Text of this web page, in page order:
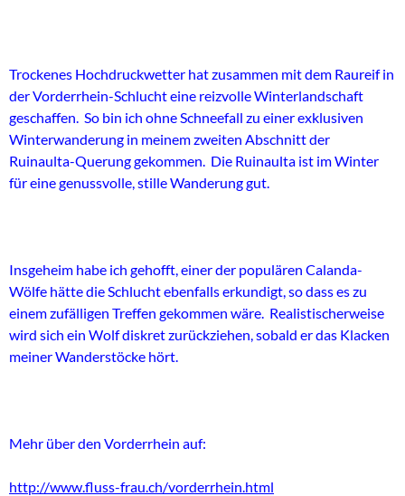
Trockenes Hochdruckwetter hat zusammen mit dem Raureif in
der Vorderrhein-Schlucht eine reizvolle Winterlandschaft
geschaffen. So bin ich ohne Schneefall zu einer exklusiven
Winterwanderung in meinem zweiten Abschnitt der
Ruinaulta-Querung gekommen. Die Ruinaulta ist im Winter
für eine genussvolle, stille Wanderung gut.
Insgeheim habe ich gehofft, einer der populären Calanda-
Wölfe hätte die Schlucht ebenfalls erkundigt, so dass es zu
einem zufälligen Treffen gekommen wäre. Realistischerweise
wird sich ein Wolf diskret zurückziehen, sobald er das Klacken
meiner Wanderstöcke hört.
Mehr über den Vorderrhein auf:
http://www.fluss-frau.ch/vorderrhein.html